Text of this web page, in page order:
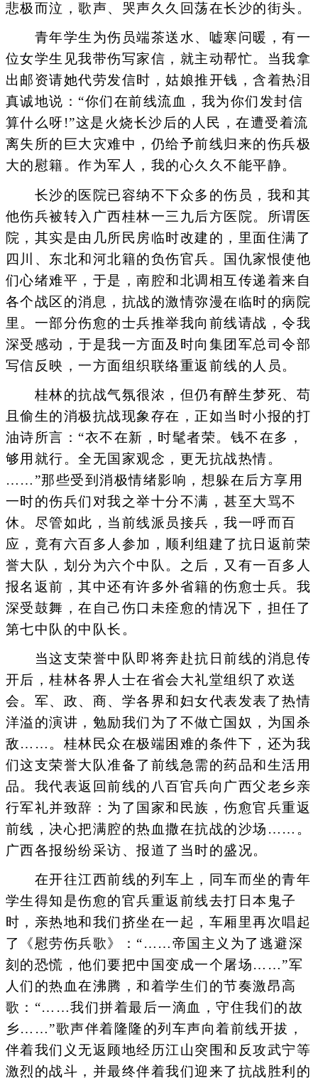
悲极而泣，歌声、哭声久久回荡在长沙的街头。
青年学生为伤员端茶送水、嘘寒问暖，有一
位女学生见我带伤写家信，就主动帮忙。当我拿
出邮资请她代劳发信时，姑娘推开钱，含着热泪
真诚地说：“你们在前线流血，我为你们发封信
算什么呀!”这是火烧长沙后的人民，在遭受着流
离失所的巨大灾难中，仍给予前线归来的伤兵极
大的慰籍。作为军人，我的心久久不能平静。
长沙的医院已容纳不下众多的伤员，我和其
他伤兵被转入广西桂林一三九后方医院。所谓医
院，其实是由几所民房临时改建的，里面住满了
四川、东北和河北籍的负伤官兵。国仇家恨使他
们心绪难平，于是，南腔和北调相互传递着来自
各个战区的消息，抗战的激情弥漫在临时的病院
里。一部分伤愈的士兵推举我向前线请战，令我
深受感动，于是我一方面及时向集团军总司令部
写信反映，一方面组织联络重返前线的人员。
桂林的抗战气氛很浓，但仍有醉生梦死、苟
且偷生的消极抗战现象存在，正如当时小报的打
油诗所言：“衣不在新，时髦者荣。钱不在多，
够用就行。全无国家观念，更无抗战热情。
……”那些受到消极情绪影响，想躲在后方享用
一时的伤兵们对我之举十分不满，甚至大骂不
休。尽管如此，当前线派员接兵，我一呼而百
应，竟有六百多人参加，顺利组建了抗日返前荣
誉大队，划分为六个中队。之后，又有一百多人
报名返前，其中还有许多外省籍的伤愈士兵。我
深受鼓舞，在自己伤口未痊愈的情况下，担任了
第七中队的中队长。
当这支荣誉中队即将奔赴抗日前线的消息传
开后，桂林各界人士在省会大礼堂组织了欢送
会。军、政、商、学各界和妇女代表发表了热情
洋溢的演讲，勉励我们为了不做亡国奴，为国杀
敌……。桂林民众在极端困难的条件下，还为我
们这支荣誉大队准备了前线急需的药品和生活用
品。我代表返回前线的八百官兵向广西父老乡亲
行军礼并致辞：为了国家和民族，伤愈官兵重返
前线，决心把满腔的热血撒在抗战的沙场……。
广西各报纷纷采访、报道了当时的盛况。
在开往江西前线的列车上，同车而坐的青年
学生得知是伤愈的官兵重返前线去打日本鬼子
时，亲热地和我们挤坐在一起，车厢里再次唱起
了《慰劳伤兵歌》：“……帝国主义为了逃避深
刻的恐慌，他们要把中国变成一个屠场……”军
人们的热血在沸腾，和着学生们的节奏激昂高
歌：“……我们拼着最后一滴血，守住我们的故
乡……”歌声伴着隆隆的列车声向着前线开拔，
伴着我们义无返顾地经历江山突围和反攻武宁等
激烈的战斗，并最终伴着我们迎来了抗战胜利的